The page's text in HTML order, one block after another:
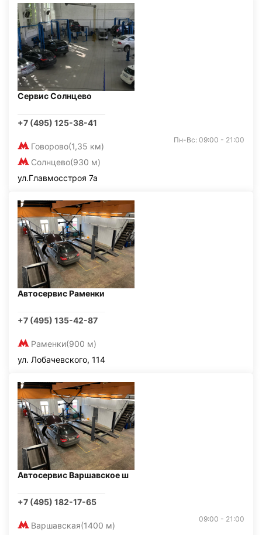
Сервис Солнцево
+7 (495) 125-38-41
Говорово(1,35 км)
Солнцево(930 м)
Пн-Вс: 09:00 - 21:00
ул.Главмосстроя 7а
Автосервис Раменки
+7 (495) 135-42-87
Раменки(900 м)
ул. Лобачевского, 114
Автосервис Варшавское ш
+7 (495) 182-17-65
Варшавская(1400 м)
09:00 - 21:00